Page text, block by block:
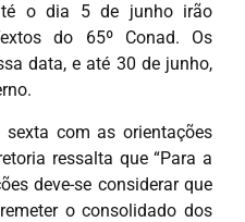
o dia 5 de junho irão
do 65º Conad. Os
data, e até 30 de junho,
com as orientações
ressalta que “Para a
deve-se considerar que
o consolidado dos